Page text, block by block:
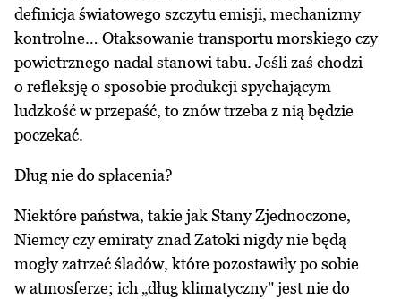
definicja światowego szczytu emisji, mechanizmy
kontrolne… Otaksowanie transportu morskiego czy
powietrznego nadal stanowi tabu. Jeśli zaś chodzi
o refleksję o sposobie produkcji spychającym
ludzkość w przepaść, to znów trzeba z nią będzie
poczekać.
Dług nie do spłacenia?
Niektóre państwa, takie jak Stany Zjednoczone,
Niemcy czy emiraty znad Zatoki nigdy nie będą
mogły zatrzeć śladów, które pozostawiły po sobie
w atmosferze; ich „dług klimatyczny" jest nie do